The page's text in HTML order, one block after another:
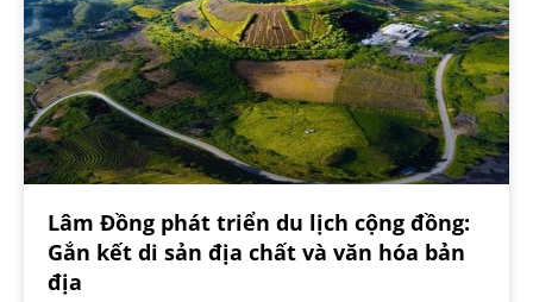
Lâm Đồng phát triển du lịch cộng đồng:
Gắn kết di sản địa chất và văn hóa bản
địa